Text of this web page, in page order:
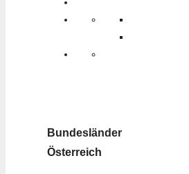
Bundesländer
Österreich